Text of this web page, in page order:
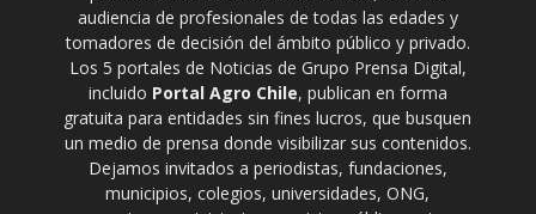
audiencia de profesionales de todas las edades y
tomadores de decisión del ámbito público y privado.
Los 5 portales de Noticias de Grupo Prensa Digital,
incluido Portal Agro Chile, publican en forma
gratuita para entidades sin fines lucros, que busquen
un medio de prensa donde visibilizar sus contenidos.
Dejamos invitados a periodistas, fundaciones,
municipios, colegios, universidades, ONG,